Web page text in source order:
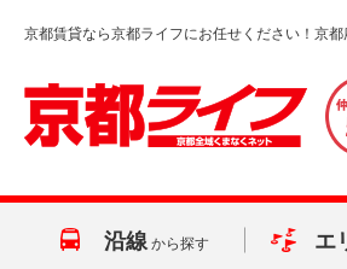
京都賃貸なら京都ライフにお任せください！京
沿線 から探す エ